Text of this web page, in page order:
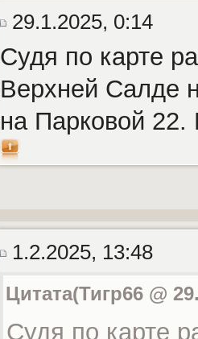
29.1.2025, 0:14
Судя по карте
Верхней Салде
на Парковой
1.2.2025, 13:48
Цитата(Тигр66 @
Судя по карте